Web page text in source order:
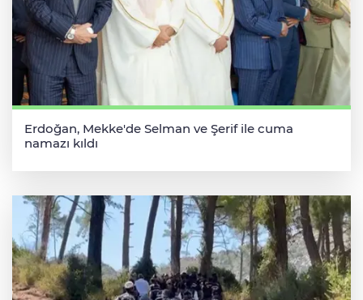
Erdoğan, Mekke'de Selman ve Şerif ile cuma
namazı kıldı